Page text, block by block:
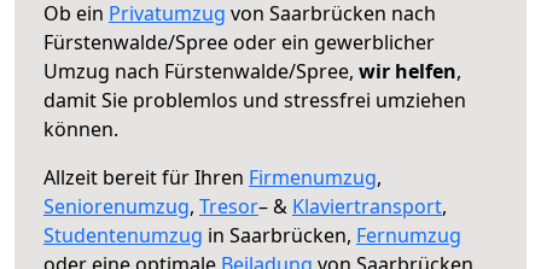
Ob ein Privatumzug von Saarbrücken nach
Fürstenwalde/Spree oder ein gewerblicher
Umzug nach Fürstenwalde/Spree, wir helfen,
damit Sie problemlos und stressfrei umziehen
können.
Allzeit bereit für Ihren Firmenumzug,
Seniorenumzug, Tresor– & Klaviertransport,
Studentenumzug in Saarbrücken, Fernumzug